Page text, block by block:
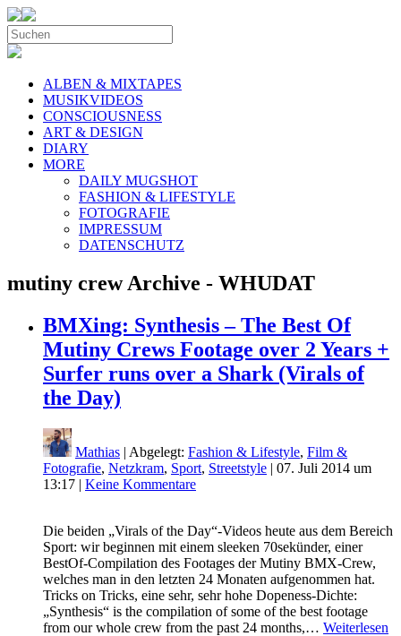
ALBEN & MIXTAPES
MUSIKVIDEOS
CONSCIOUSNESS
ART & DESIGN
DIARY
MORE
DAILY MUGSHOT
FASHION & LIFESTYLE
FOTOGRAFIE
IMPRESSUM
DATENSCHUTZ
mutiny crew Archive - WHUDAT
BMXing: Synthesis – The Best Of
Mutiny Crews Footage over 2 Years +
Surfer runs over a Shark (Virals of
the Day)
Mathias | Abgelegt: Fashion & Lifestyle, Film &
Fotografie, Netzkram, Sport, Streetstyle | 07. Juli 2014 um
13:17 | Keine Kommentare
Die beiden „Virals of the Day“-Videos heute aus dem Bereich
Sport: wir beginnen mit einem sleeken 70sekünder, einer
BestOf-Compilation des Footages der Mutiny BMX-Crew,
welches man in den letzten 24 Monaten aufgenommen hat.
Tricks on Tricks, eine sehr, sehr hohe Dopeness-Dichte:
„Synthesis“ is the compilation of some of the best footage
from our whole crew from the past 24 months,… Weiterlesen